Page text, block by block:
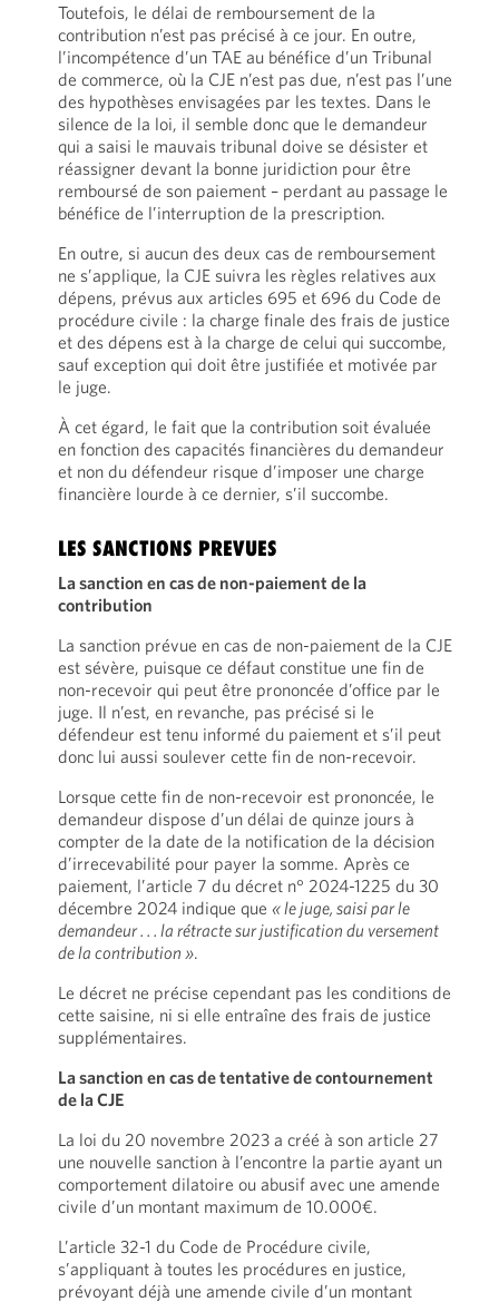
Toutefois, le délai de remboursement de la
contribution n’est pas précisé à ce jour. En outre,
l’incompétence d’un TAE au bénéfice d’un Tribunal
de commerce, où la CJE n’est pas due, n’est pas l’une
des hypothèses envisagées par les textes. Dans le
silence de la loi, il semble donc que le demandeur
qui a saisi le mauvais tribunal doive se désister et
réassigner devant la bonne juridiction pour être
remboursé de son paiement – perdant au passage le
bénéfice de l’interruption de la prescription.
En outre, si aucun des deux cas de remboursement
ne s’applique, la CJE suivra les règles relatives aux
dépens, prévus aux articles 695 et 696 du Code de
procédure civile : la charge finale des frais de justice
et des dépens est à la charge de celui qui succombe,
sauf exception qui doit être justifiée et motivée par
le juge.
À cet égard, le fait que la contribution soit évaluée
en fonction des capacités financières du demandeur
et non du défendeur risque d’imposer une charge
financière lourde à ce dernier, s’il succombe.
LES SANCTIONS PREVUES
La sanction en cas de non-paiement de la
contribution
La sanction prévue en cas de non-paiement de la CJE
est sévère, puisque ce défaut constitue une fin de
non-recevoir qui peut être prononcée d’office par le
juge. Il n’est, en revanche, pas précisé si le
défendeur est tenu informé du paiement et s’il peut
donc lui aussi soulever cette fin de non-recevoir.
Lorsque cette fin de non-recevoir est prononcée, le
demandeur dispose d’un délai de quinze jours à
compter de la date de la notification de la décision
d’irrecevabilité pour payer la somme. Après ce
paiement, l’article 7 du décret n° 2024-1225 du 30
décembre 2024 indique que « le juge, saisi par le
demandeur . . . la rétracte sur justification du versement
de la contribution ».
Le décret ne précise cependant pas les conditions de
cette saisine, ni si elle entraîne des frais de justice
supplémentaires.
La sanction en cas de tentative de contournement
de la CJE
La loi du 20 novembre 2023 a créé à son article 27
une nouvelle sanction à l’encontre la partie ayant un
comportement dilatoire ou abusif avec une amende
civile d’un montant maximum de 10.000€.
L’article 32-1 du Code de Procédure civile,
s’appliquant à toutes les procédures en justice,
prévoyant déjà une amende civile d’un montant